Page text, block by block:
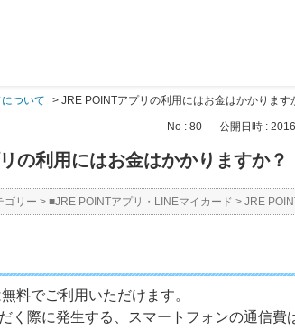
ついて > JRE POINTアプリの利用にはお金はかかります
No : 80 公開日時 :
の利用にはお金はかかりますか？
ゴリー > ■JRE POINTアプリ・LINEマイカード > JRE
料でご利用いただけます。
く際に発生する、スマートフォンの通信費